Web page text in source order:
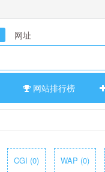
网址
网站排行榜
CGI (0) WAP (0)